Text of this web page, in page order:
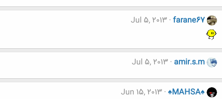
farane67
Jul 5, 2013
amir.s.m
Jul 5, 2013
♠MAHSA♠
Jun 15, 2013